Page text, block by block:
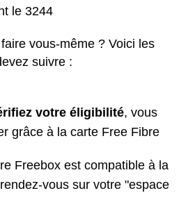
le 3244
vous-même ? Voici les
suivre :
votre éligibilité, vous
grâce à la carte Free Fibre
Freebox est compatible à la
vous sur votre "espace